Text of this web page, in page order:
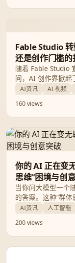
Fable Studio
还是创作门槛的
随着 Fable Studio
问，AI 创作界掀起
娱乐向专业开发者
业逻辑与对创作者
AI资讯 AI 视频
160 views
你的 AI 正在变
思维”困境与创
当你问大模型一个
的答案。这种“群
澳大利亚初创公司
用受控的“幻觉”打
AI资讯 人工智能
200 views